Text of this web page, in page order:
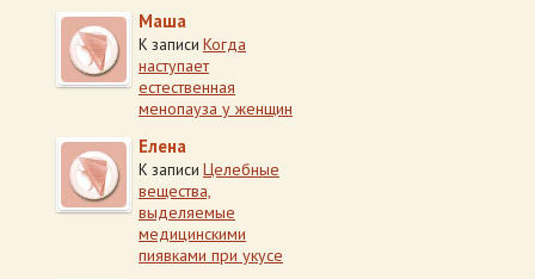
Маша
К записи Когда
наступает
естественная
менопауза у женщин
Елена
К записи Целебные
вещества,
выделяемые
медицинскими
пиявками при укусе